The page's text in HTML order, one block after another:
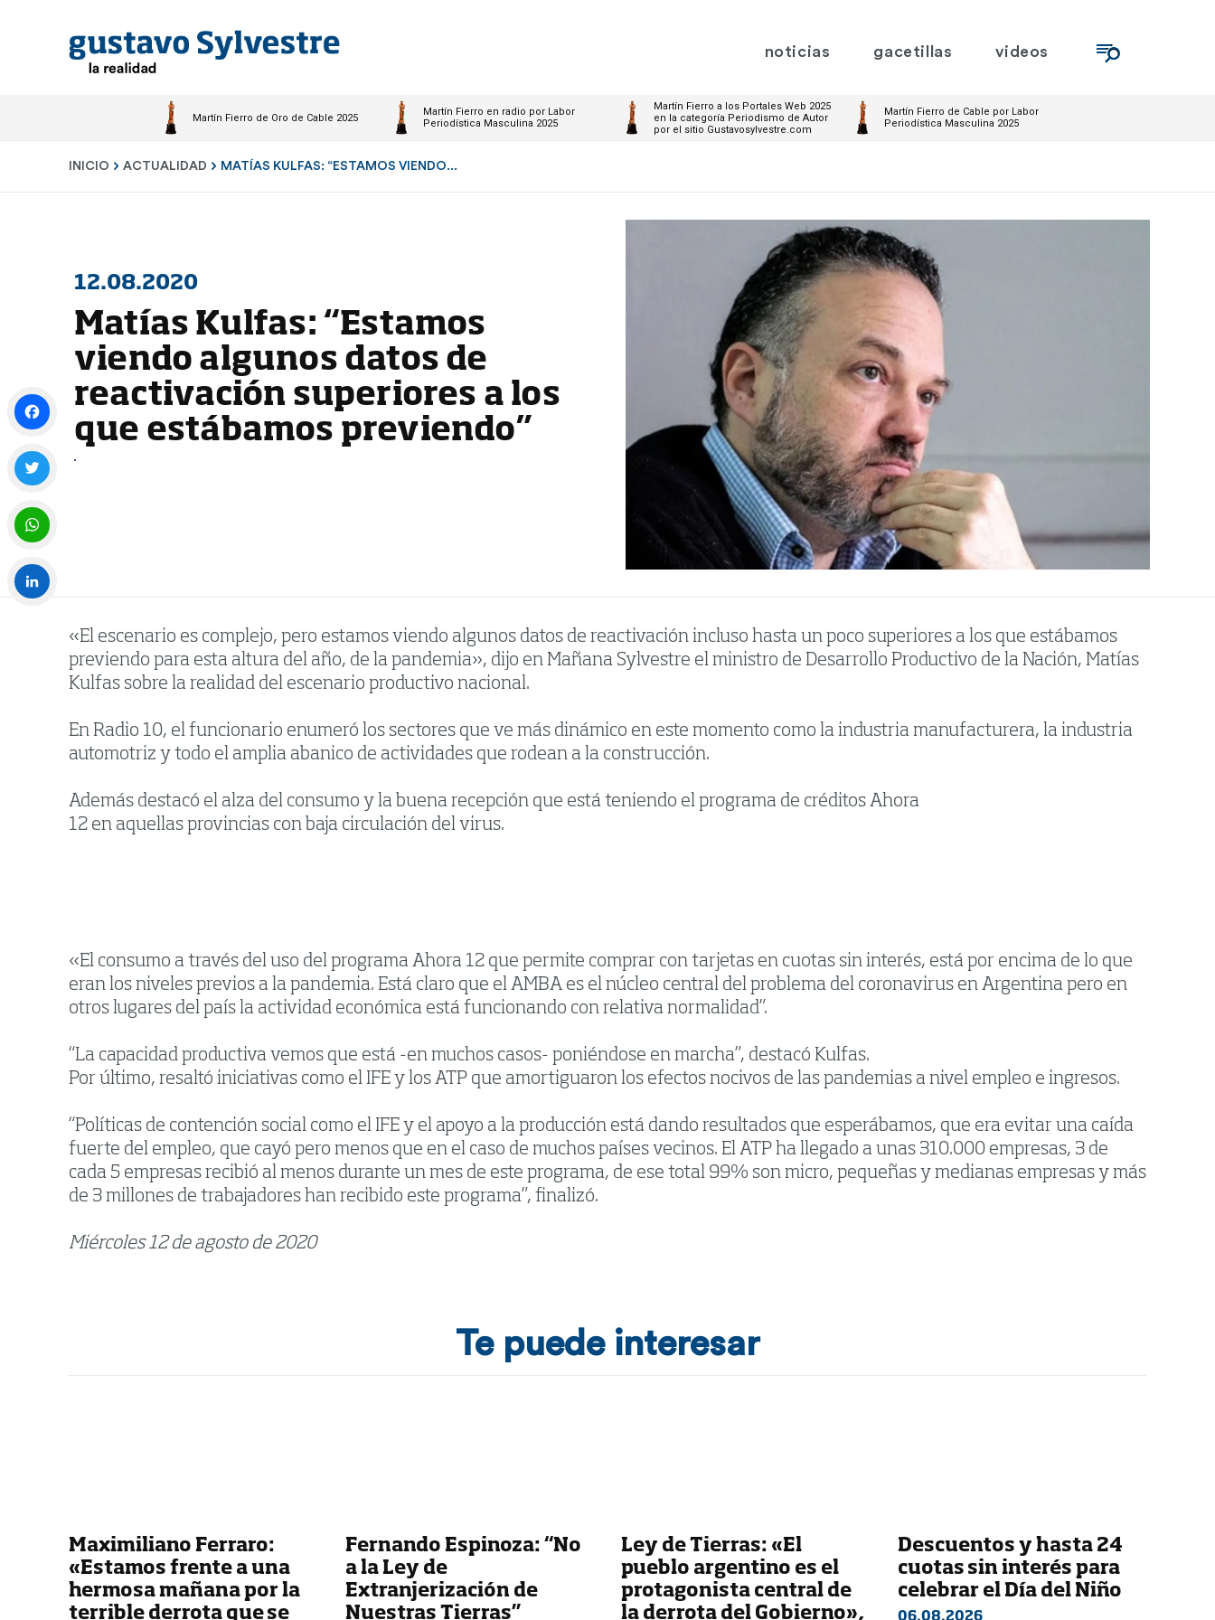
noticias gacetillas videos
Martín Fierro de Oro de Cable 2025
Martín Fierro en radio por Labor
Periodística Masculina 2025
Martín Fierro a los Portales Web 2025
en la categoría Periodismo de Autor
por el sitio Gustavosylvestre.com
Martín Fierro de Cable por Labor
Periodística Masculina 2025
INICIO ACTUALIDAD MATÍAS KULFAS: “ESTAMOS VIENDO...
12.08.2020
Matías Kulfas: “Estamos
viendo algunos datos de
reactivación superiores a los
que estábamos previendo”
«El escenario es complejo, pero estamos viendo algunos datos de reactivación incluso hasta un poco superiores a los que estábamos
previendo para esta altura del año, de la pandemia», dijo en Mañana Sylvestre el ministro de Desarrollo Productivo de la Nación, Matías
Kulfas sobre la realidad del escenario productivo nacional.
En Radio 10, el funcionario enumeró los sectores que ve más dinámico en este momento como la industria manufacturera, la industria
automotriz y todo el amplia abanico de actividades que rodean a la construcción.
Además destacó el alza del consumo y la buena recepción que está teniendo el programa de créditos Ahora
12 en aquellas provincias con baja circulación del virus.
«El consumo a través del uso del programa Ahora 12 que permite comprar con tarjetas en cuotas sin interés, está por encima de lo que
eran los niveles previos a la pandemia. Está claro que el AMBA es el núcleo central del problema del coronavirus en Argentina pero en
otros lugares del país la actividad económica está funcionando con relativa normalidad”.
“La capacidad productiva vemos que está -en muchos casos- poniéndose en marcha”, destacó Kulfas.
Por último, resaltó iniciativas como el IFE y los ATP que amortiguaron los efectos nocivos de las pandemias a nivel empleo e ingresos.
“Políticas de contención social como el IFE y el apoyo a la producción está dando resultados que esperábamos, que era evitar una caída
fuerte del empleo, que cayó pero menos que en el caso de muchos países vecinos. El ATP ha llegado a unas 310.000 empresas, 3 de
cada 5 empresas recibió al menos durante un mes de este programa, de ese total 99% son micro, pequeñas y medianas empresas y más
de 3 millones de trabajadores han recibido este programa”, finalizó.
Miércoles 12 de agosto de 2020
Te puede interesar
Maximiliano Ferraro:
«Estamos frente a una
hermosa mañana por la
terrible derrota que se
Fernando Espinoza: “No
a la Ley de
Extranjerización de
Nuestras Tierras”
Ley de Tierras: «El
pueblo argentino es el
protagonista central de
la derrota del Gobierno»,
Descuentos y hasta 24
cuotas sin interés para
celebrar el Día del Niño
06.08.2026
Facebook
Twitter
WhatsApp